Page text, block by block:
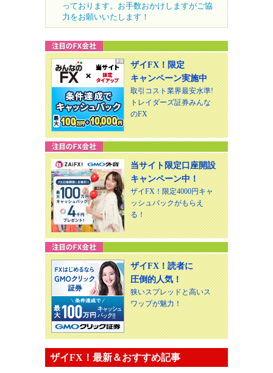
っております。お手数おかけしますがご協
力をお願いいたします！
ザイFX！限定
キャンペーン実施中
取引コスト業界最安水準!
トレイダーズ証券みんな
のFX
当サイト限定口座開設
キャンペーン中！
ザイFX！限定4000円キャ
ッシュバックがもらえ
る！
ザイFX！読者に
圧倒的人気！
狭いスプレッドと高いス
ワップが魅力！
ザイFX！最新＆おすすめ記事